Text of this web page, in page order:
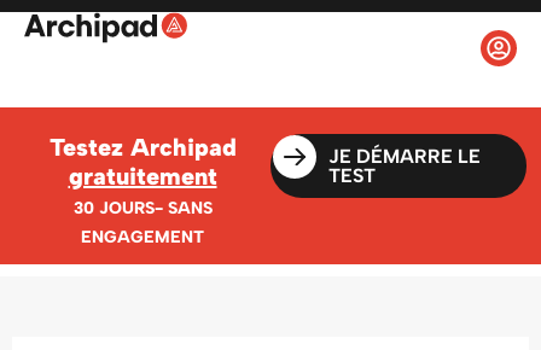
Testez Archipad
gratuitement
30 JOURS- SANS
ENGAGEMENT
JE DÉMARRE LE
TEST